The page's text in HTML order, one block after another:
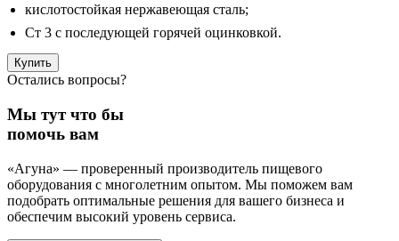
кислотостойкая нержавеющая сталь;
Ст 3 с последующей горячей оцинковкой.
Купить
Остались вопросы?
Мы тут что бы
помочь вам
«Агуна» — проверенный производитель пищевого
оборудования с многолетним опытом. Мы поможем вам
подобрать оптимальные решения для вашего бизнеса и
обеспечим высокий уровень сервиса.